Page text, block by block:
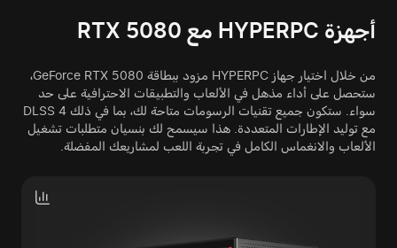
أجهزة HYPERPC مع RTX 5080
من خلال اختيار جهاز HYPERPC مزود ببطاقة GeForce RTX 5080،
ستحصل على أداء مذهل في الألعاب والتطبيقات الاحترافية على حد
سواء. ستكون جميع تقنيات الرسومات متاحة لك، بما في ذلك DLSS 4
مع توليد الإطارات المتعددة. هذا سيسمح لك بنسيان متطلبات تشغيل
الألعاب والانغماس الكامل في تجربة اللعب لمشاريعك المفضلة.